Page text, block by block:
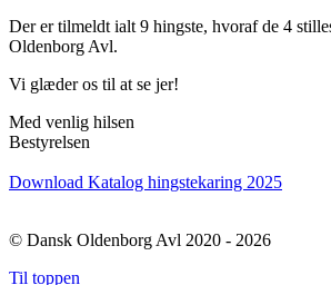
Der er tilmeldt ialt 9 hingste, hvoraf de 4
Oldenborg Avl.
Vi glæder os til at se jer!
Med venlig hilsen
Bestyrelsen
Download Katalog hingstekaring 2025
© Dansk Oldenborg Avl 2020 - 2026
Til toppen